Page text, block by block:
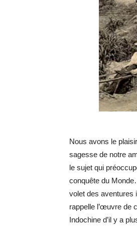
Nous avons le
sagesse de notre
le sujet qui
conquête du
volet des aventures
rappelle l’œuvre de
Indochine d’il y a